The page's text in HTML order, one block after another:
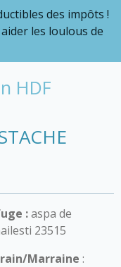
HDF
des impôts !
les loulous de
:aspa de
23515
Marraine :